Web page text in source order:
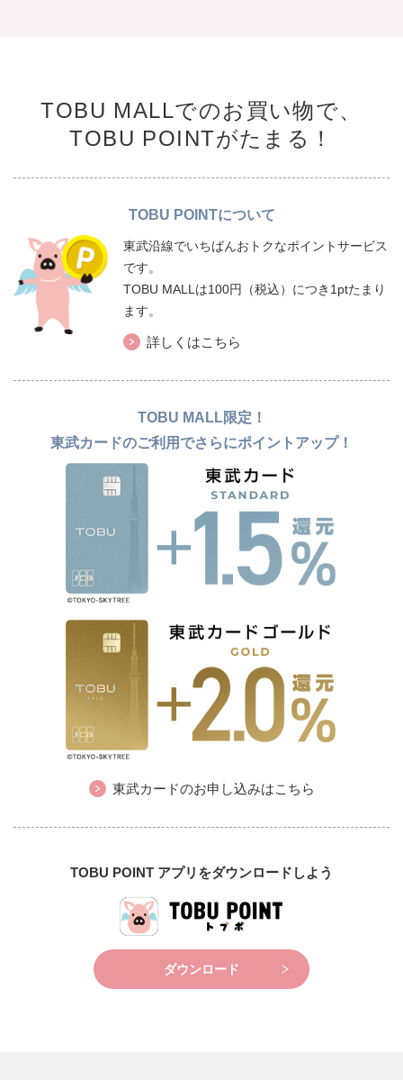
TOBU MALLでのお買い物で、
TOBU POINTがたまる！
TOBU POINTについて
東武沿線でいちばんおトクなポイントサービス
です。
TOBU MALLは100円（税込）につき1ptたまり
ます。
詳しくはこちら
TOBU MALL限定！
東武カードのご利用でさらにポイントアップ！
東武カードのお申し込みはこちら
TOBU POINT アプリをダウンロードしよう
ダウンロード